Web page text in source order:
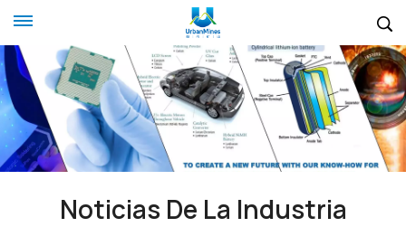
Noticias De La Industria